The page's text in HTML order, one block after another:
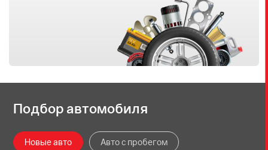
Подбор автомобиля
Новые авто Авто с пробегом